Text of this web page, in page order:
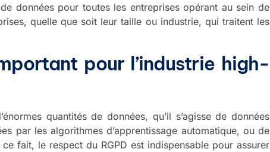
données pour toutes les entreprises opérant au sein de
quelle que soit leur taille ou industrie, qui traitent les
pour l’industrie high-
quantités de données, qu’il s’agisse de données
par les algorithmes d’apprentissage automatique, ou de
fait, le respect du RGPD est indispensable pour assurer